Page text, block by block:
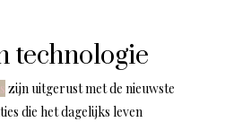
technologie
zijn uitgerust met de nieuwste
die het dagelijks leven